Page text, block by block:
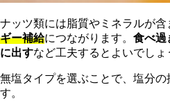
ナッツ類には脂質やミネラルが
ギー補給につながります。 食べ過
に出すなど工夫するとよいでしょ
無塩タイプを選ぶことで、塩分
す。